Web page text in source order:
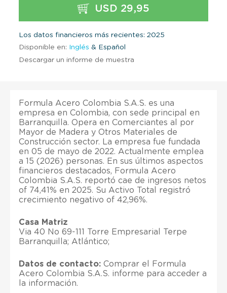
USD 29,95
Los datos financieros más recientes: 2025
Disponible en: Inglés & Español
Descargar un informe de muestra
Formula Acero Colombia S.A.S. es una
empresa en Colombia, con sede principal en
Barranquilla. Opera en Comerciantes al por
Mayor de Madera y Otros Materiales de
Construcción sector. La empresa fue fundada
en 05 de mayo de 2022. Actualmente emplea
a 15 (2026) personas. En sus últimos aspectos
financieros destacados, Formula Acero
Colombia S.A.S. reportó cae de ingresos netos
of 74,41% en 2025. Su Activo Total registró
crecimiento negativo of 42,96%.
Casa Matriz
Via 40 No 69-111 Torre Empresarial Terpe
Barranquilla; Atlántico;
Datos de contacto: Comprar el Formula
Acero Colombia S.A.S. informe para acceder a
la información.